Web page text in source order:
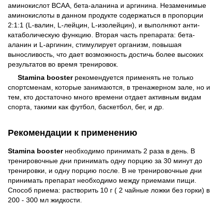
аминокислот BCAA, бета-аланина и аргинина. Незаменимые
аминокислоты в данном продукте содержаться в пропорции
2:1:1 (L-валин, L-лейцин, L-изолейцин), и выполняют анти-
катаболическую функцию. Вторая часть препарата: бета-
аланин и L-аргинин, стимулирует организм, повышая
выносливость, что дает возможность достичь более высоких
результатов во время тренировок.
Stamina boosterрекомендуется применять не только
спортсменам, которые занимаются, в тренажерном зале, но и
тем, кто достаточно много времени отдает активным видам
спорта, такими как футбол, баскетбол, бег, и др.
Рекомендации к применению
Stamina booster необходимо принимать 2 раза в день. В
тренировочные дни принимать одну порцию за 30 минут до
тренировки, и одну порцию после. В не тренировочные дни
принимать препарат необходимо между приемами пищи.
Способ приема: растворить 10 г ( 2 чайные ложки без горки) в
200 - 300 мл жидкости.